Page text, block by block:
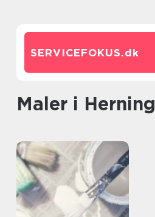
SERVICEFOKUS.dk
Maler i Herning